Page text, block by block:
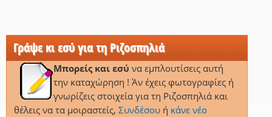
Γράψε κι εσύ για τη Ριζοσπηλιά
Μπορείς και εσύ να εμπλουτίσεις αυτή
την καταχώρηση ! Άν έχεις φωτογραφίες ή
γνωρίζεις στοιχεία για τη Ριζοσπηλιά και
θέλεις να τα μοιραστείς, Συνδέσουή κάνε νέο